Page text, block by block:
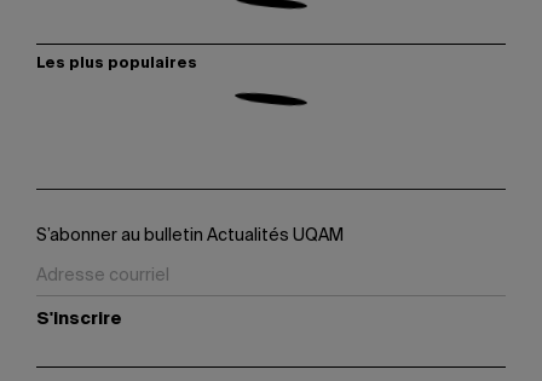
Les plus populaires
S’abonner au bulletin Actualités UQAM
S'inscrire